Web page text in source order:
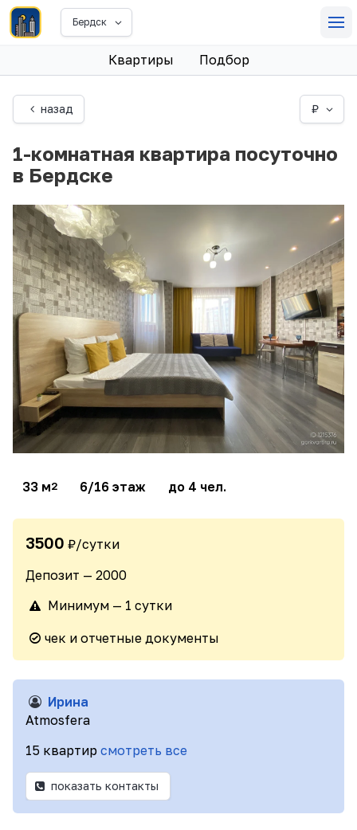
Бердск
Квартиры Подбор
назад ₽
1-комнатная квартира посуточно
в Бердске
33 м2 6/16 этаж до 4 чел.
3500 ₽/сутки
Депозит — 2000
Минимум — 1 сутки
чек и отчетные документы
Ирина
Atmosfera
15 квартир смотреть все
показать контакты